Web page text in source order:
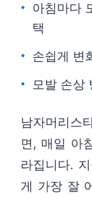
아침마다
택
손쉽게 변
모발 손상
남자머리스
면, 매일 아
라집니다.
게 가장 잘